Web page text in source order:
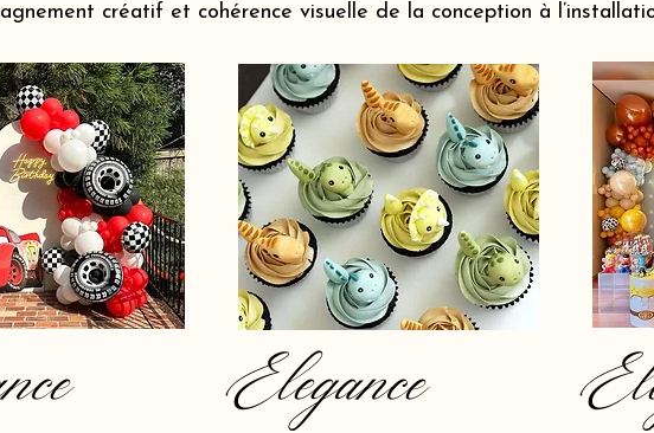
créatif et cohérence visuelle de la conception à
Elegance